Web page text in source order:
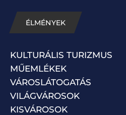
ÉLMÉNYEK
KULTURÁLIS TURIZMUS
MŰEMLÉKEK
VÁROSLÁTOGATÁS
VILÁGVÁROSOK
KISVÁROSOK